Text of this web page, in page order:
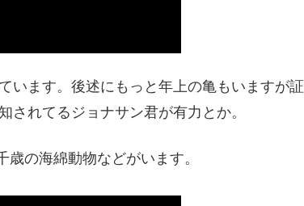
います。後述にもっと年上の亀もいますが証
されてるジョナサン君が有力とか。
の海綿動物などがいます。